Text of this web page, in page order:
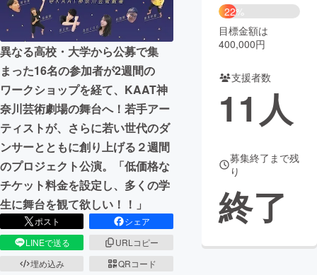
まちづくり・地域活性化
CAMPFIRE for Social Good
CAMPFIRE Creation
CAMPFIREふるさと納税
コミュニティ
異なる高校・大学から公募で集
まった16名の参加者が2週間の
ワークショップを経て、KAAT神
奈川芸術劇場の舞台へ！若手アー
ティストが、さらに若い世代のダ
ンサーとともに創り上げる２週間
のプロジェクト公演。「低価格な
チケット料金を設定し、多くの学
生に舞台を観て欲しい！！」
ポスト
シェア
LINEで送る
URLコピー
埋め込み
QRコード
22%
目標金額は
400,000円
支援者数
11 人
募集終了まで残
り
終了